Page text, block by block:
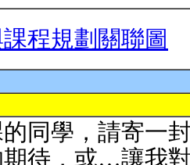
程規劃關聯圖
同學，請寄一
待，或…讓我